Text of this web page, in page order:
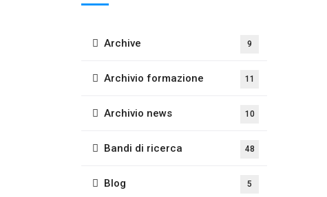
Archive 9
Archivio formazione 11
Archivio news 10
Bandi di ricerca 48
Blog 5